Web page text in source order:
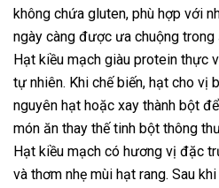
không chứa gluten, phù hợp với
ngày càng được ưa chuộng trong
Hạt kiều mạch giàu protein thực
tự nhiên. Khi chế biến, hạt cho vị
nguyên hạt hoặc xay thành bột
món ăn thay thế tinh bột thông
Hạt kiều mạch có hương vị đặc
và thơm nhẹ mùi hạt rang. Sau